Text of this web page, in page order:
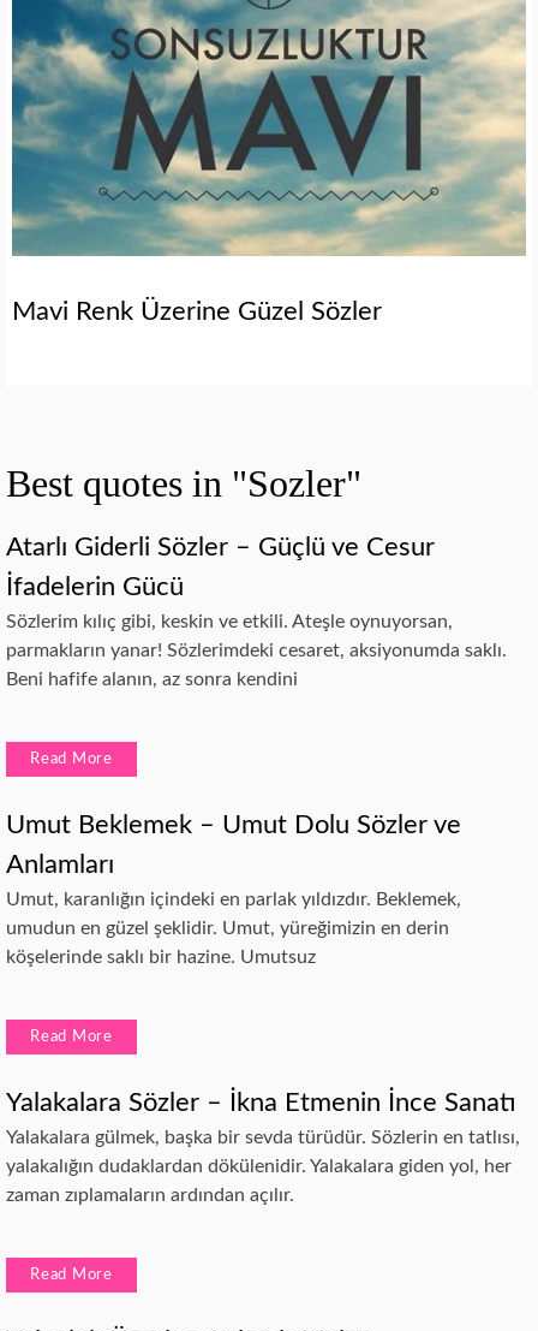
Mavi Renk Üzerine Güzel Sözler
Best quotes in "Sozler"
Atarlı Giderli Sözler – Güçlü ve Cesur
İfadelerin Gücü
Sözlerim kılıç gibi, keskin ve etkili. Ateşle oynuyorsan,
parmakların yanar! Sözlerimdeki cesaret, aksiyonumda saklı.
Beni hafife alanın, az sonra kendini
Read More
Umut Beklemek – Umut Dolu Sözler ve
Anlamları
Umut, karanlığın içindeki en parlak yıldızdır. Beklemek,
umudun en güzel şeklidir. Umut, yüreğimizin en derin
köşelerinde saklı bir hazine. Umutsuz
Read More
Yalakalara Sözler – İkna Etmenin İnce Sanatı
Yalakalara gülmek, başka bir sevda türüdür. Sözlerin en tatlısı,
yalakalığın dudaklardan dökülenidir. Yalakalara giden yol, her
zaman zıplamaların ardından açılır.
Read More